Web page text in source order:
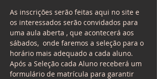
As inscrições serão feitas aqui no site e
os interessados serão convidados para
uma aula aberta , que acontecerá aos
sábados,  onde faremos a seleção para o
horário mais adequado a cada aluno.
Após a Seleção cada Aluno receberá um
formulário de matrícula para garantir